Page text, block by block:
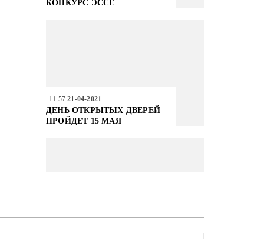
КОНКУРС ЭССЕ
11:5721-04-2021
ДЕНЬ ОТКРЫТЫХ ДВЕРЕЙ
ПРОЙДЕТ 15 МАЯ
ОШГУ НАЧАЛСЯ В